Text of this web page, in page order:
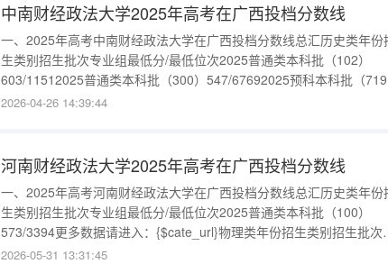
中南财经政法大学2025年高考在广西投档分数线
一、2025年高考中南财经政法大学在广西投档分数线总汇历史类年份
生类别招生批次专业组最低分/最低位次2025普通类本科批（102）
603/11512025普通类本科批（300）547/67692025预科本科批（
591/18972025国家专项计划本科批（511）579/2847更多数据请进
2026-04-26 14:39:44
河南财经政法大学2025年高考在广西投档分数线
一、2025年高考河南财经政法大学在广西投档分数线总汇历史类年份
生类别招生批次专业组最低分/最低位次2025普通类本科批（100）
573/3394更多数据请进入：{$cate_url}物理类年份招生类别招生批次
业组最低分/最低位次2025普通类本科批（101）557/21622更多数据
2026-05-31 13:31:45